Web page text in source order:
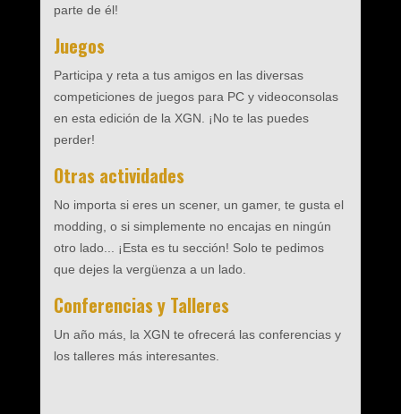
parte de él!
Juegos
Participa y reta a tus amigos en las diversas
competiciones de juegos para PC y videoconsolas
en esta edición de la XGN. ¡No te las puedes
perder!
Otras actividades
No importa si eres un scener, un gamer, te gusta el
modding, o si simplemente no encajas en ningún
otro lado... ¡Esta es tu sección! Solo te pedimos
que dejes la vergüenza a un lado.
Conferencias y Talleres
Un año más, la XGN te ofrecerá las conferencias y
los talleres más interesantes.